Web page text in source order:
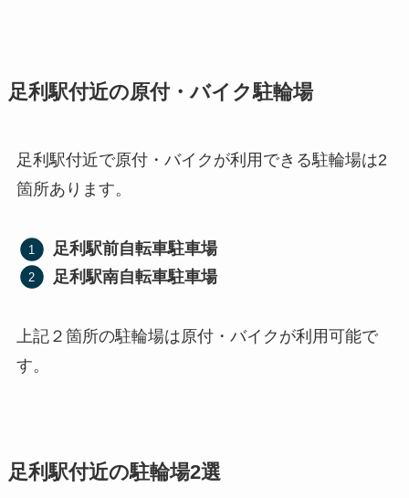
足利駅付近の原付・バイク駐輪場
足利駅付近で原付・バイクが利用できる駐輪場は2
箇所あります。
足利駅前自転車駐車場
足利駅南自転車駐車場
上記２箇所の駐輪場は原付・バイクが利用可能で
す。
足利駅付近の駐輪場2選